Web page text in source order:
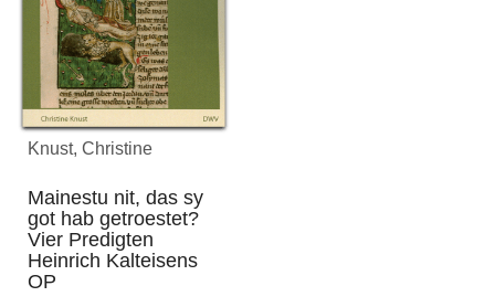
Knust, Christine
Mainestu nit, das sy
got hab getroestet?
Vier Predigten
Heinrich Kalteisens
OP